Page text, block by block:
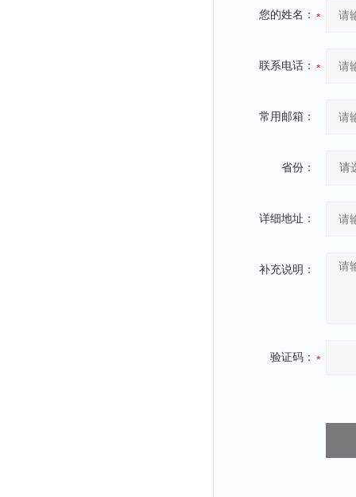
您的姓名：
联系电话：
常用邮箱：
省份：
详细地址：
补充说明：
验证码：